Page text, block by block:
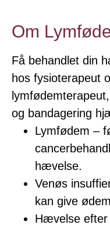
Om
Få behandlet din
hos fysioterapeut
lymfødemterapeut,
og bandagering
Lymfødem –
hævelse.
Venøs
kan give
Hævelse efter